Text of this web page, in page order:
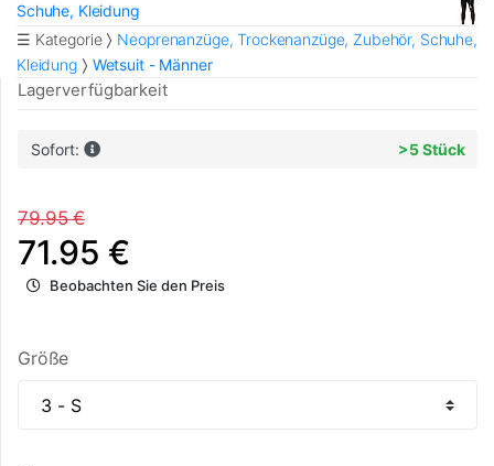
Schuhe, Kleidung
☰ Kategorie
Neoprenanzüge, Trockenanzüge, Zubehör, Schuhe,
Kleidung
Wetsuit - Männer
Lagerverfügbarkeit
Sofort: >5 Stück
79.95 €
71.95 €
Beobachten Sie den Preis
Größe